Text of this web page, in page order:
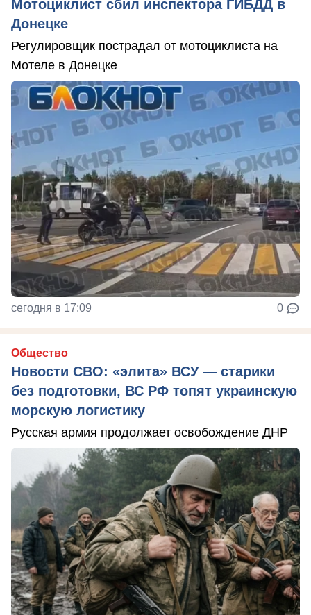
Мотоциклист сбил инспектора ГИБДД в
Донецке
Регулировщик пострадал от мотоциклиста на
Мотеле в Донецке
сегодня в 17:09 0
Общество
Новости СВО: «элита» ВСУ — старики
без подготовки, ВС РФ топят украинскую
морскую логистику
Русская армия продолжает освобождение ДНР